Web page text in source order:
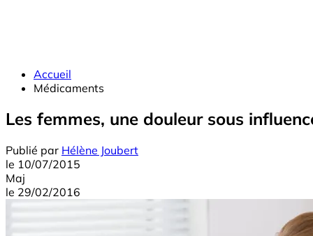
Accueil
Médicaments
Les femmes, une douleur sous
Publié par Hélène Joubert
le 10/07/2015
Maj
le 29/02/2016